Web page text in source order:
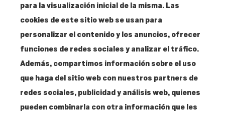
Dirección
Santa Isabel, 52
28012 Madrid
Contacto
T. 915 304 287
info@amigosmuseoreinasofia.org
para la visualización inicial de la misma. Las
cookies de este sitio web se usan para
personalizar el contenido y los anuncios, ofrecer
funciones de redes sociales y analizar el tráfico.
Además, compartimos información sobre el uso
que haga del sitio web con nuestros partners de
redes sociales, publicidad y análisis web, quienes
pueden combinarla con otra información que les